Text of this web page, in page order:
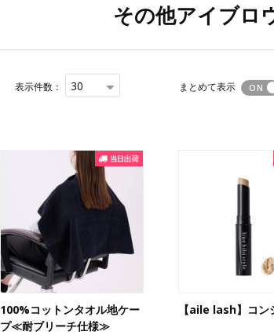
その他アイブロ
表示件数： 30 まとめて表示
100%コットンタオル地ケー
プ≪耐ブリーチ仕様≫
【aile lash】コン